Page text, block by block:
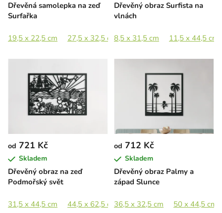
Dřevěná samolepka na zeď
Surfařka
19,5 x 22,5 cm 27,5 x 32,5 cm 38 x 44,5 cm 55,5 x 89
Dřevěný obraz Surfista na
vlnách
8,5 x 31,5 cm 11,5 x 44,5 cm
Dřevěný obraz na zeď
Podmořský svět
od 721 Kč
Skladem
31,5 x 44,5 cm 44,5 x 62,5 cm 63,5 x 89 cm
Dřevěný obraz Palmy a
západ Slunce
od 712 Kč
Skladem
36,5 x 32,5 cm 50 x 44,5 cm